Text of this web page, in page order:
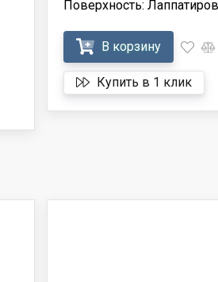
Поверхность:
В корзину
Купить в 1 клик